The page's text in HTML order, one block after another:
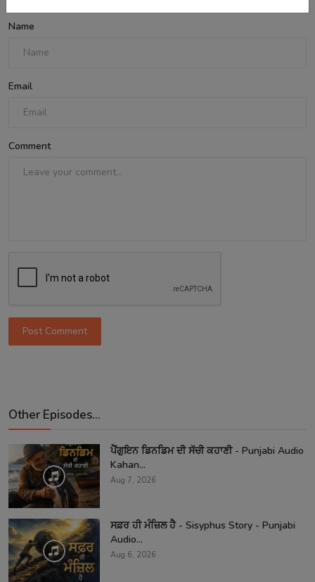
Name
Email
Comment
Post Comment
Other Episodes...
ਪੈਂਗੁਇਨ ਡਿਨਡਿਮ ਦੀ ਸੱਚੀ ਕਹਾਣੀ - Punjabi Audio
Kahan...
Aug 7, 2026
ਸਫ਼ਰ ਹੀ ਮੰਜ਼ਿਲ ਹੈ - Sisyphus Story - Punjabi
Audio...
Aug 6, 2026